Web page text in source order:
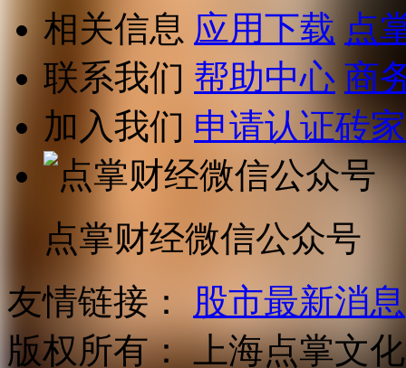
相关信息 应用下载 点
联系我们 帮助中心 商
加入我们 申请认证砖家
点掌财经微信公众号
友情链接：
股市最新消息
版权所有： 上海点掌文